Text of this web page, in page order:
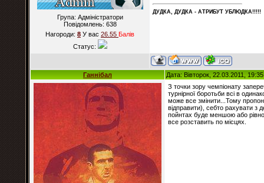
Група: Адміністратори
Повідомлень: 638
Нагороди: 8 У вас 26.55 Балiв
Статус:
ДУДКА, ДУДКА - АТРИБУT УБЛЮДКА!!!!!
Ганнібал Дата: Вівторок, 22.03.2011,
З точки зору чемпіонату
турнірної боротьби всі в
може все змінити...Тому
відправити), себто рахувати з
пойнтах буде меншою або
все розставить по місцях.